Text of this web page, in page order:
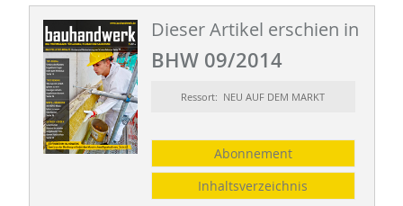
Dieser Artikel erschien in
BHW 09/2014
Ressort: NEU AUF DEM MARKT
Abonnement
Inhaltsverzeichnis